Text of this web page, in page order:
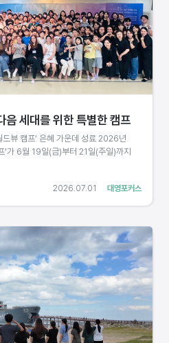
대영포커스
2026.07.01
세대를 위한 특별한 캠프
뷰 캠프’ 은혜 가운데 성료 2026년
’가 6월 19일(금)부터 21일(주일)까지